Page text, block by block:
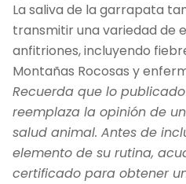
La saliva de la garrapata
transmitir una variedad de
anfitriones, incluyendo
Montañas Rocosas y
Recuerda que lo
reemplaza la opinión de
salud animal. Antes de
elemento de su rutina,
certificado para obtener